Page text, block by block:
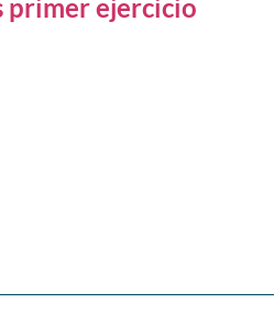
primer ejercicio